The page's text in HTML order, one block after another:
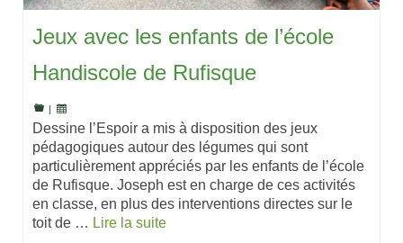
Jeux avec les enfants de l’école
Handiscole de Rufisque
Dessine l’Espoir a mis à disposition des jeux
pédagogiques autour des légumes qui sont
particulièrement appréciés par les enfants de l’école
de Rufisque. Joseph est en charge de ces activités
en classe, en plus des interventions directes sur le
toit de … Lire la suite